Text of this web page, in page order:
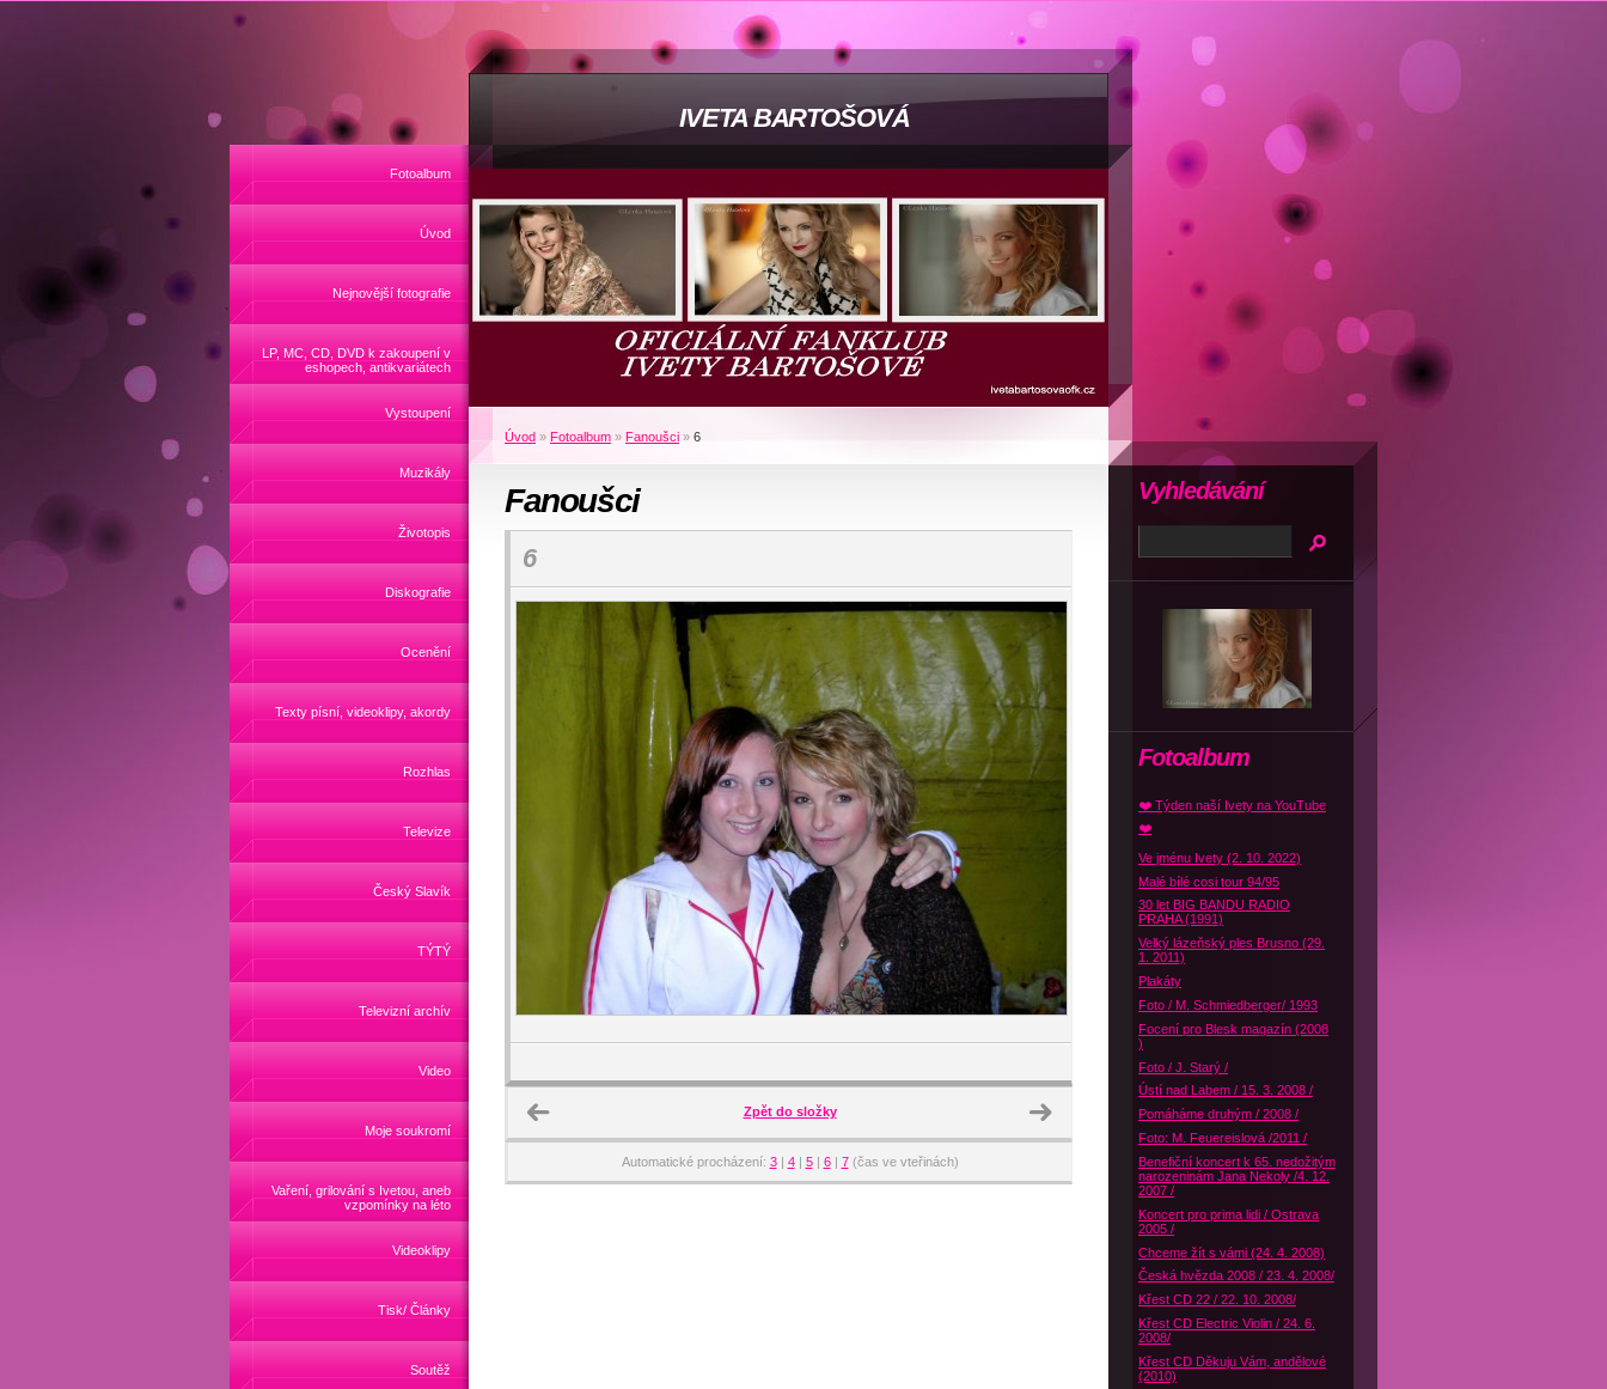
IVETA BARTOŠOVÁ
Fotoalbum
Úvod
Nejnovější fotografie
LP, MC, CD, DVD k zakoupení v
eshopech, antikvariátech
Vystoupení
Muzikály
Životopis
Diskografie
Ocenění
Texty písní, videoklipy, akordy
Rozhlas
Televize
Český Slavík
TÝTÝ
Televizní archív
Video
Moje soukromí
Vaření, grilování s Ivetou, aneb
vzpomínky na léto
Videoklipy
Tisk/ Články
Soutěž
Úvod » Fotoalbum » Fanoušci » 6
Fanoušci
6
Zpět do složky
Automatické procházení: 3| 4| 5| 6| 7(čas ve vteřinách)
Fotoalbum
❤️ Týden naší Ivety na YouTube
❤️
Ve jménu Ivety (2. 10. 2022)
Malé bílé cosi tour 94/95
30 let BIG BANDU RADIO
PRAHA (1991)
Velký lázeňský ples Brusno (29.
1. 2011)
Plakáty
Foto / M. Schmiedberger/ 1993
Focení pro Blesk magazín (2008
)
Foto / J. Starý /
Ústí nad Labem / 15. 3. 2008 /
Pomáháme druhým / 2008 /
Foto: M. Feuereislová /2011 /
Benefiční koncert k 65. nedožitým
narozeninám Jana Nekoly /4. 12.
2007 /
Koncert pro prima lidi / Ostrava
2005 /
Chceme žít s vámi (24. 4. 2008)
Česká hvězda 2008 / 23. 4. 2008/
Křest CD 22 / 22. 10. 2008/
Křest CD Electric Violin / 24. 6.
2008/
Křest CD Děkuju Vám, andělové
(2010)
Vyhledávání